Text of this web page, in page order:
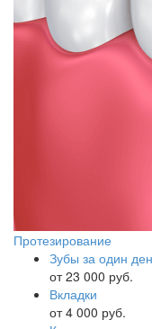
Протезирование
Зубы за один
от 23 000 руб.
Вкладки
от 4 000 руб.